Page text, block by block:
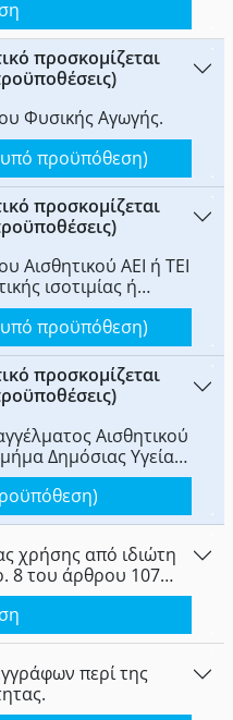
ΔΟΑΤΑΠ ή
προσκομίζεται
Φυσικής Αγωγής.
προϋπόθεση)
προσκομίζεται
Αισθητικού ΑΕΙ ή ΤΕΙ
ισοτιμίας ή
από το Υπουργείο
και Αθλητισμού/
της Ευρωπαϊκής
αντίγραφο πτυχίου
πράξη ισοτιμίας
εκδοθείσα από τις
ΔΟΑΤΑΠ ή
προϋπόθεση)
προσκομίζεται
Αισθητικού
Δημόσιας Υγείας
Ενότητας.
χρήσης από ιδιώτη
8 του άρθρου 107
περί της